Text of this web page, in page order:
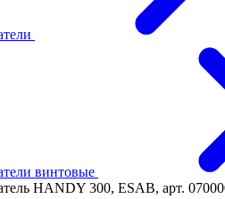
винтовые
HANDY 300, ESAB, арт.